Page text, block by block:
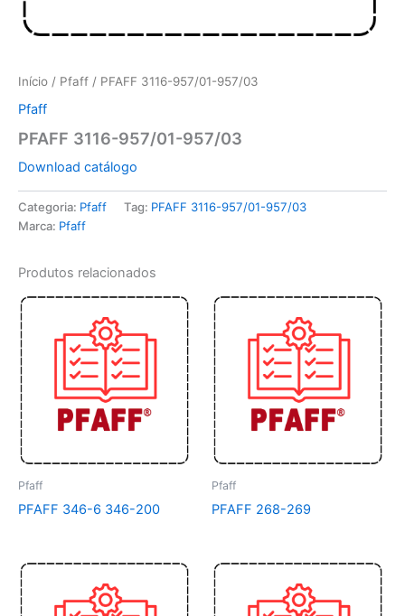
Início / Pfaff / PFAFF 3116-957/01-957/03
Pfaff
PFAFF 3116-957/01-957/03
Download catálogo
Categoria: Pfaff Tag: PFAFF 3116-957/01-957/03
Marca: Pfaff
Produtos relacionados
Pfaff
PFAFF 346-6 346-200
Pfaff
PFAFF 268-269